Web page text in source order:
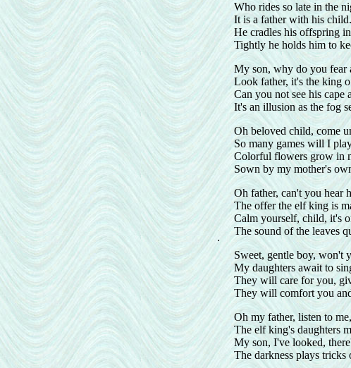
.
Who rides so late in the
It is a father with his child.
He cradles his offspring
Tightly he holds him to
My son, why do you fear
Look father, it's the king
Can you not see his cape
It's an illusion as the fog
Oh beloved child, come
So many games will I
Colorful flowers grow in
Sown by my mother's
Oh father, can't you hear
The offer the elf king is
Calm yourself, child, it's
The sound of the leaves
Sweet, gentle boy, won't
My daughters await to
They will care for you,
They will comfort you
Oh my father, listen to
The elf king's daughters
My son, I've looked,
The darkness plays tricks